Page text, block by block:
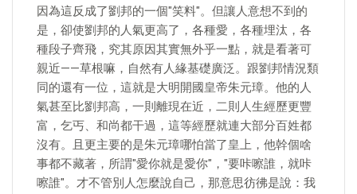
因為這反成了劉邦的一個"笑料"。但讓人意想不到的
是，卻使劉邦的人氣更高了，各種愛，各種埋汰，各
種段子齊飛，究其原因其實無外乎一點，就是看著可
親近——草根嘛，自然有人緣基礎廣泛。跟劉邦情況類
同的還有一位，這就是大明開國皇帝朱元璋。他的人
氣甚至比劉邦高，一則離現在近，二則人生經歷更豐
富，乞丐、和尚都干過，這等經歷就連大部分百姓都
沒有。且更主要的是朱元璋哪怕當了皇上，他幹個啥
事都不藏著，所謂"愛你就是愛你"，"要咔嚓誰，就咔
嚓誰"。才不管別人怎麼說自己，那意思彷彿是說：我